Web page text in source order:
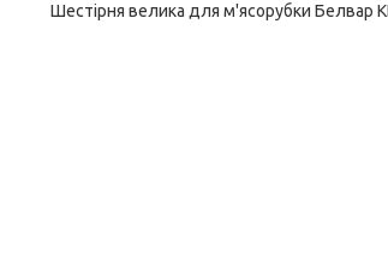
Шестірня велика для м'ясорубки Белвар